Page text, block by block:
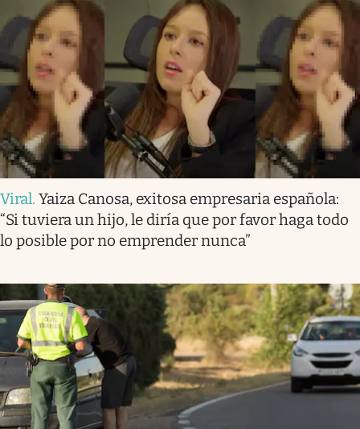
Viral. Yaiza Canosa, exitosa empresaria española:
“Si tuviera un hijo, le diría que por favor haga todo
lo posible por no emprender nunca”